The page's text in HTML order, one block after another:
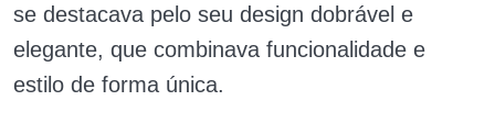
se destacava pelo seu design dobrável e
elegante, que combinava funcionalidade e
estilo de forma única.